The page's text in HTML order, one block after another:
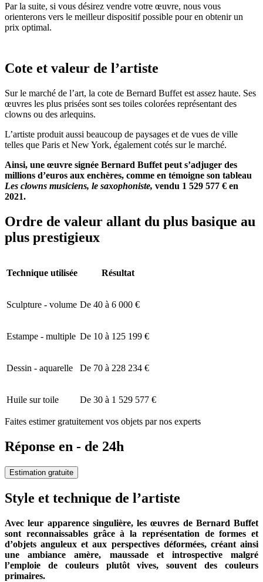
Par la suite, si vous désirez vendre votre œuvre, nous vous
orienterons vers le meilleur dispositif possible pour en obtenir un
prix optimal.
Cote et valeur de l’artiste
Sur le marché de l’art, la cote de Bernard Buffet est assez haute. Ses
œuvres les plus prisées sont ses toiles colorées représentant des
clowns ou des arlequins.
L’artiste produit aussi beaucoup de paysages et de vues de ville
telles que Paris et New York, également cotés sur le marché.
Ainsi, une œuvre signée Bernard Buffet peut s’adjuger des
millions d’euros aux enchères, comme en témoigne son tableau
Les clowns musiciens, le saxophoniste, vendu 1 529 577 € en
2021.
Ordre de valeur allant du plus basique au
plus prestigieux
Technique utilisée Résultat
Sculpture - volume De 40 à 6 000 €
Estampe - multiple De 10 à 125 199 €
Dessin - aquarelle De 70 à 228 234 €
Huile sur toile De 30 à 1 529 577 €
Faites estimer gratuitement vos objets par nos experts
Réponse en - de 24h
Estimation gratuite
Style et technique de l’artiste
Avec leur apparence singulière, les œuvres de Bernard Buffet
sont reconnaissables grâce à la représentation de formes et
d’objets anguleux et aux perspectives déformées, créant ainsi
une ambiance amère, maussade et introspective malgré
l’emploie de couleurs plutôt vives, souvent des couleurs
primaires.